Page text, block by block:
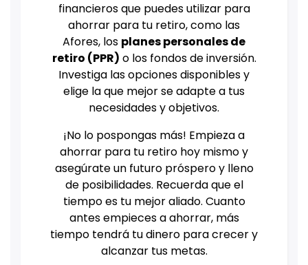
financieros que puedes utilizar para
ahorrar para tu retiro, como las
Afores, los planes personales de
retiro (PPR) o los fondos de inversión.
Investiga las opciones disponibles y
elige la que mejor se adapte a tus
necesidades y objetivos.
¡No lo pospongas más! Empieza a
ahorrar para tu retiro hoy mismo y
asegúrate un futuro próspero y lleno
de posibilidades. Recuerda que el
tiempo es tu mejor aliado. Cuanto
antes empieces a ahorrar, más
tiempo tendrá tu dinero para crecer y
alcanzar tus metas.